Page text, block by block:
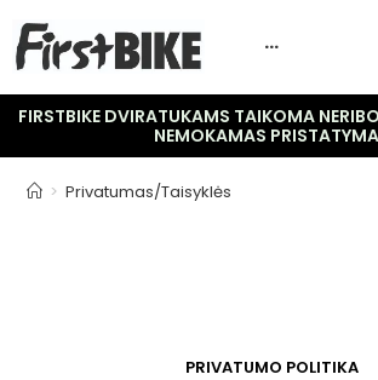
···
FIRSTBIKE DVIRATUKAMS TAIKOMA
NEMOKAMAS
> Privatumas/Taisyklės
PRIVATUMO POLITIKA